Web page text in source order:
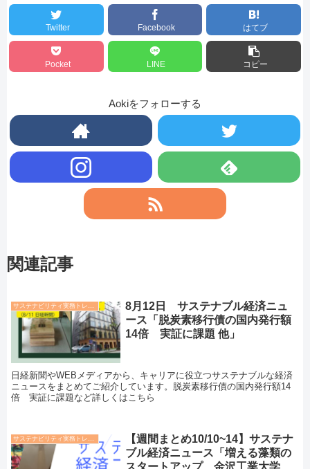
Twitter Facebook はてブ
Pocket LINE コピー
Aokiをフォローする
関連記事
サステナビリティ実務トレンド
8月12日 サステナブル経済ニュ
ース「脱炭素移行債の国内発行額
14倍 実証に課題 他」
日経新聞やWEBメディアから、キャリアに役立つサステナブルな経済
ニュースをまとめてご紹介しています。脱炭素移行債の国内発行額14
倍 実証に課題など詳しくはこちら
【週間まとめ10/10~14】サステナ
ブル経済ニュース「増える藻類の
スタートアップ、金沢工業大学、